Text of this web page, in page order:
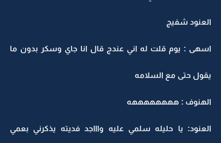
العنود شفيج
اسهى : يوم قلت له اني عندج قال انا جاي وسكر بدون ما
يقول حتى مع السلامه
الهنوف : ههههههههه
العنود: يا حليله سلمي عليه واااجد فديته يذكرني بعمي